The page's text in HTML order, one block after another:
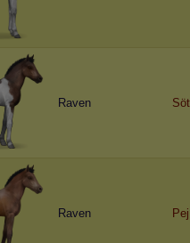
Raven
Raven Pej